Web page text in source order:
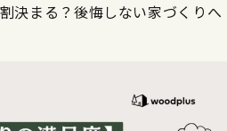
決まる？後悔しない家づくりへ